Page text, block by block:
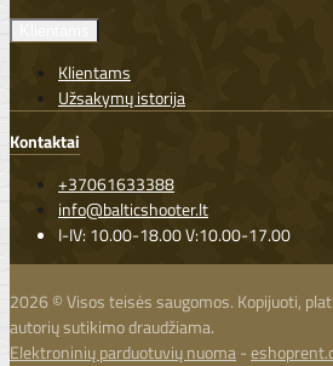
Klientams
Užsakymų istorija
Kontaktai
+37061633388
info@balticshooter.lt
I-IV: 10.00-18.00 V:10.00-17.00
2026 © Visos teisės saugomos. Kopijuoti,
autorių sutikimo draudžiama.
Elektroninių parduotuvių nuoma-